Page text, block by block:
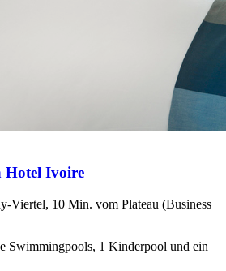
Hotel Ivoire
Viertel, 10 Min. vom Plateau (Business
Swimmingpools, 1 Kinderpool und ein